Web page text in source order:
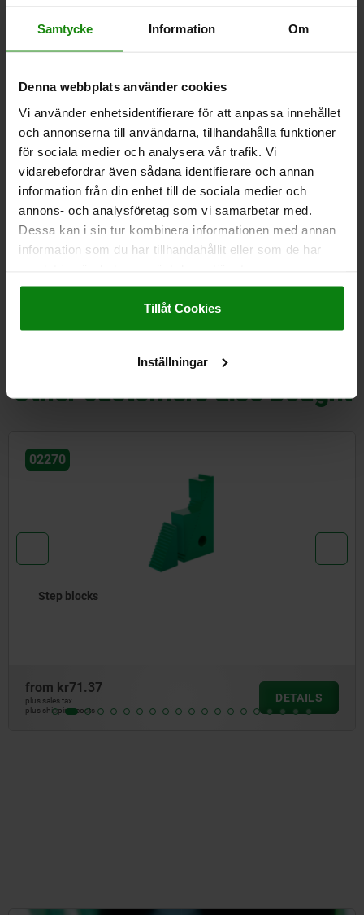
Samtycke Information Om
Denna webbplats använder cookies
Vi använder enhetsidentifierare för att anpassa innehållet
och annonserna till användarna, tillhandahålla funktioner
för sociala medier och analysera vår trafik. Vi
vidarebefordrar även sådana identifierare och annan
information från din enhet till de sociala medier och
annons- och analysföretag som vi samarbetar med.
Dessa kan i sin tur kombinera informationen med annan
information som du har tillhandahållit eller som de har
Impressum|Dataskydd|AGB
Tillåt Cookies
Inställningar
SCREW JACK WITH MAGNETIC BASE H=80
ALUMINIUM
HEIGHT=80 H1=110 D=50 D1=50 D2=TR 30X4
02182-03
kr1,389.53
plus shipping costs
DETAILS
DETAILS
Other customers also bought
kr2,720.66
plus shipping costs